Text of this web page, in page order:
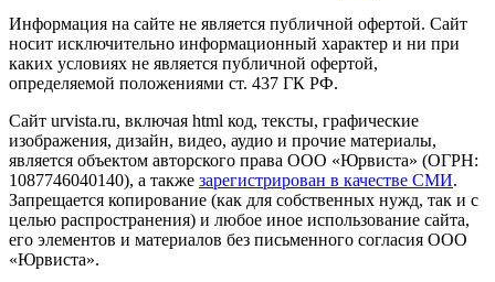
Информация на сайте не является публичной офертой. Cайт
носит исключительно информационный характер и ни при
каких условиях не является публичной офертой,
определяемой положениями ст. 437 ГК РФ.
Сайт urvista.ru, включая html код, тексты, графические
изображения, дизайн, видео­, аудио­ и прочие материалы,
является объектом авторского права ООО «Юрвиста» (ОГРН:
1087746040140), а также зарегистрирован в качестве СМИ.
Запрещается копирование (как для собственных нужд, так и с
целью распространения) и любое иное использование сайта,
его элементов и материалов без письменного согласия ООО
«Юрвиста».